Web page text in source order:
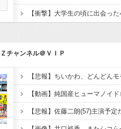
Ｚチャンネル＠ＶＩＰ